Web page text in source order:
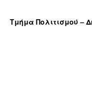
Τμήμα Πολιτισμού –